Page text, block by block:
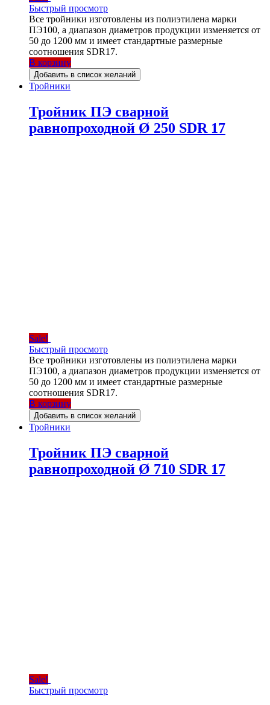
Быстрый просмотр
Все тройники изготовлены из полиэтилена марки
ПЭ100, а диапазон диаметров продукции изменяется от
50 до 1200 мм и имеет стандартные размерные
соотношения SDR17.
В корзину
Добавить в список желаний
Тройники
Тройник ПЭ сварной
равнопроходной Ø 250 SDR 17
Sale!
Быстрый просмотр
Все тройники изготовлены из полиэтилена марки
ПЭ100, а диапазон диаметров продукции изменяется от
50 до 1200 мм и имеет стандартные размерные
соотношения SDR17.
В корзину
Добавить в список желаний
Тройники
Тройник ПЭ сварной
равнопроходной Ø 710 SDR 17
Sale!
Быстрый просмотр